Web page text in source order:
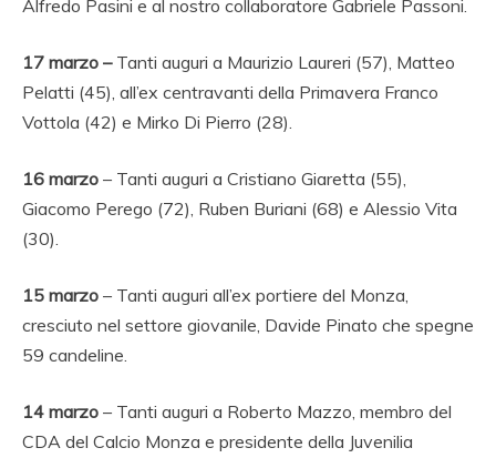
Alfredo Pasini e al nostro collaboratore Gabriele Passoni.
17 marzo – Tanti auguri a Maurizio Laureri (57), Matteo
Pelatti (45), all’ex centravanti della Primavera Franco
Vottola (42) e Mirko Di Pierro (28).
16 marzo – Tanti auguri a Cristiano Giaretta (55),
Giacomo Perego (72), Ruben Buriani (68) e Alessio Vita
(30).
15 marzo – Tanti auguri all’ex portiere del Monza,
cresciuto nel settore giovanile, Davide Pinato che spegne
59 candeline.
14 marzo – Tanti auguri a Roberto Mazzo, membro del
CDA del Calcio Monza e presidente della Juvenilia